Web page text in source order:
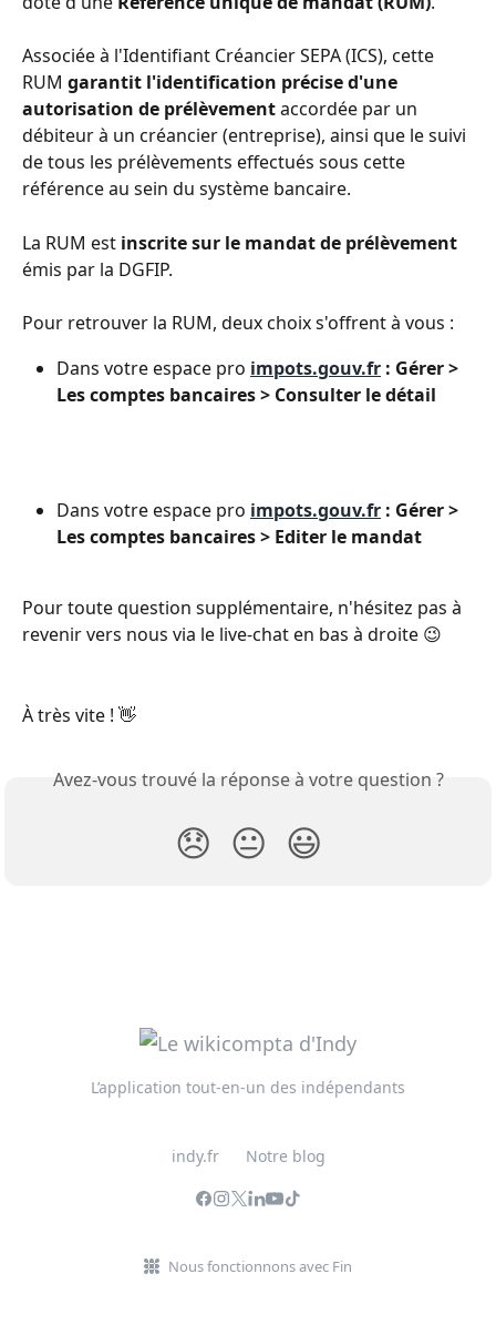
Associée à l'Identifiant Créancier SEPA (ICS), cette
RUM garantit l'identification précise d'une
autorisation de prélèvement accordée par un
débiteur à un créancier (entreprise), ainsi que le suivi
de tous les prélèvements effectués sous cette
référence au sein du système bancaire.
La RUM est inscrite sur le mandat de prélèvement
émis par la DGFIP.
Pour retrouver la RUM, deux choix s'offrent à vous :
Dans votre espace pro impots.gouv.fr : Gérer >
Les comptes bancaires > Consulter le détail
Dans votre espace pro impots.gouv.fr : Gérer >
Les comptes bancaires > Editer le mandat
Pour toute question supplémentaire, n'hésitez pas à
revenir vers nous via le live-chat en bas à droite 😉
À très vite ! 👋
Avez-vous trouvé la réponse à votre question ?
😞 😐 😃
L’application tout-en-un des indépendants
indy.fr Notre blog
Nous fonctionnons avec Fin